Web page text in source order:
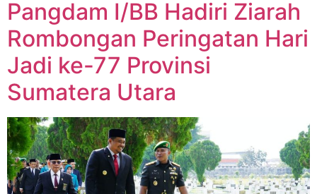
Pangdam I/BB Hadiri Ziarah
Rombongan Peringatan Hari
Jadi ke-77 Provinsi
Sumatera Utara